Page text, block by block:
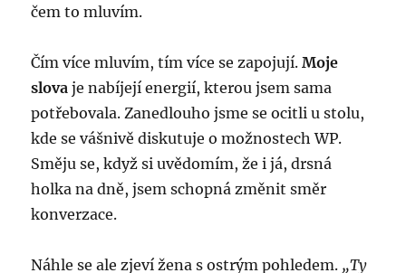
čem to mluvím.
Čím více mluvím, tím více se zapojují.Moje
slova je nabíjejí energií, kterou jsem sama
potřebovala. Zanedlouho jsme se ocitli u stolu,
kde se vášnivě diskutuje o možnostech WP.
Směju se, když si uvědomím, že i já, drsná
holka na dně, jsem schopná změnit směr
konverzace.
Náhle se ale zjeví žena s ostrým pohledem. „Ty